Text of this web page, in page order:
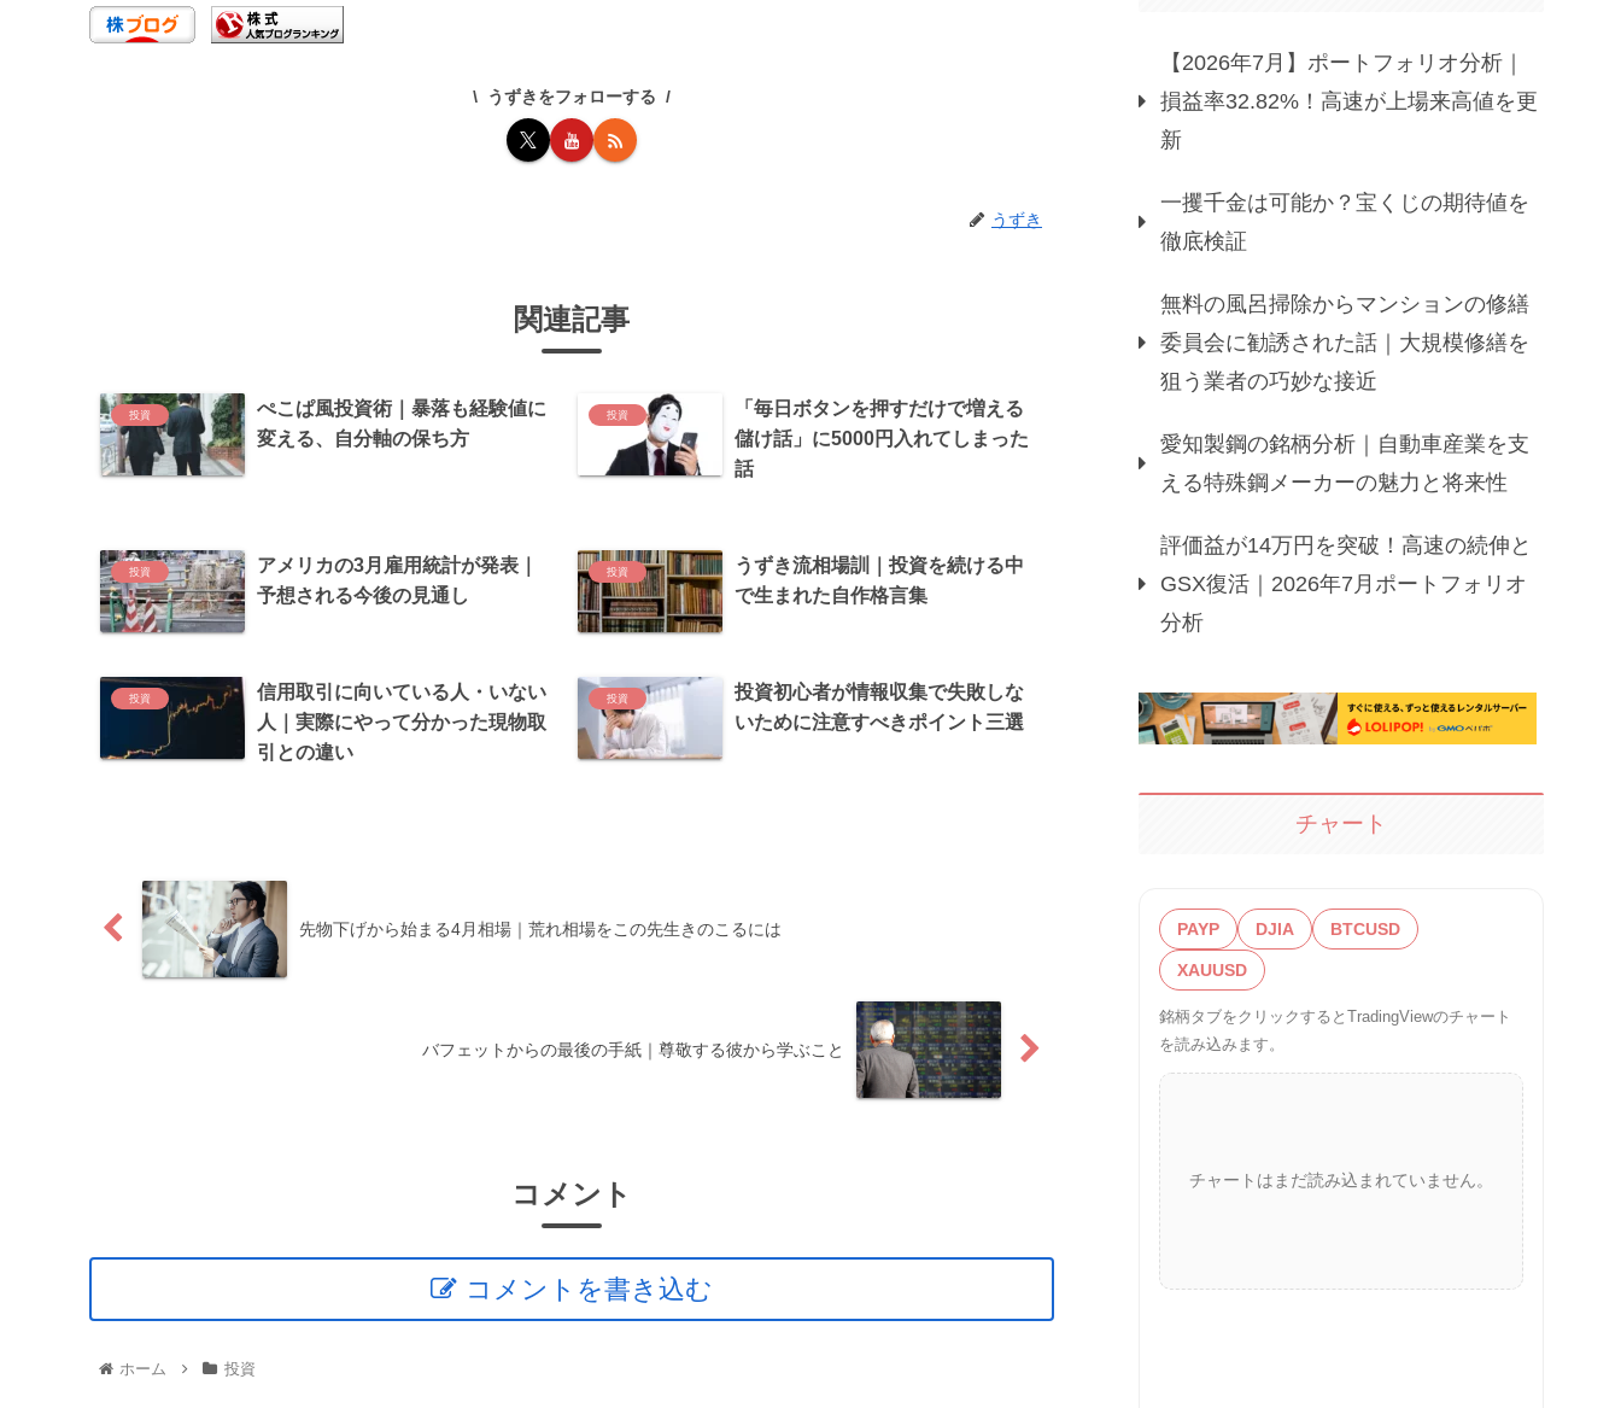
o
うずきをフォローする
うずき
関連記事
投資
ぺこぱ風投資術｜暴落も経験値に
変える、自分軸の保ち方
投資
「毎日ボタンを押すだけで増える
儲け話」に5000円入れてしまった
話
投資
アメリカの3月雇用統計が発表｜
予想される今後の見通し
投資
うずき流相場訓｜投資を続ける中
で生まれた自作格言集
投資
信用取引に向いている人・いない
人｜実際にやって分かった現物取
引との違い
投資
投資初心者が情報収集で失敗しな
いために注意すべきポイント三選
先物下げから始まる4月相場｜荒れ相場をこの先生きのこるには
バフェットからの最後の手紙｜尊敬する彼から学ぶこと
コメント
コメントを書き込む
ホーム 投資
【2026年7月】ポートフォリオ分析｜
損益率32.82%！高速が上場来高値を更
新
一攫千金は可能か？宝くじの期待値を
徹底検証
無料の風呂掃除からマンションの修繕
委員会に勧誘された話｜大規模修繕を
狙う業者の巧妙な接近
愛知製鋼の銘柄分析｜自動車産業を支
える特殊鋼メーカーの魅力と将来性
評価益が14万円を突破！高速の続伸と
GSX復活｜2026年7月ポートフォリオ
分析
チャート
PAYP DJIA BTCUSD
XAUUSD
銘柄タブをクリックするとTradingViewのチャート
を読み込みます。
チャートはまだ読み込まれていません。